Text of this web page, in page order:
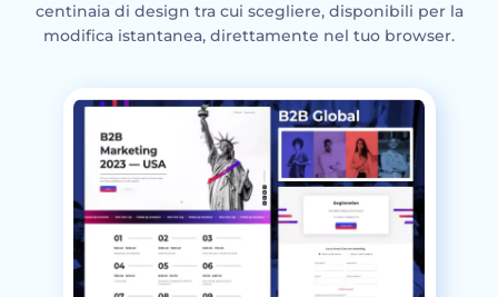
centinaia di design tra cui scegliere, disponibili per la
modifica istantanea, direttamente nel tuo browser.